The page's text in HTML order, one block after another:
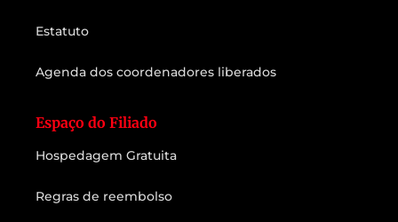
Estatuto
Agenda dos coordenadores liberados
Espaço do Filiado
Hospedagem Gratuita
Regras de reembolso